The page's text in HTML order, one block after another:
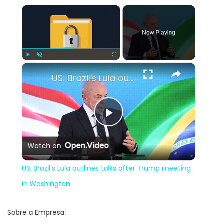
×
Play Unmute Fullscreen
Now Playing
×
Play
Video
US: Brazil's Lula outlines talks after Trump meeting in Washington.
Watch on
US: Brazil's Lula outlines talks after Trump meeting
in Washington.
Sobre a Empresa: